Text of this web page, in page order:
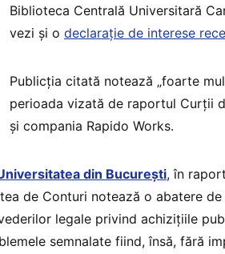
Biblioteca Centrală Universitară
vezi și o declarație de interese
Publicția citată notează „foarte
perioada vizată de raportul Curții
și compania Rapido Works.
din București, în
de Conturi notează o abatere
legale privind achizițiile
semnalate fiind, însă, fără